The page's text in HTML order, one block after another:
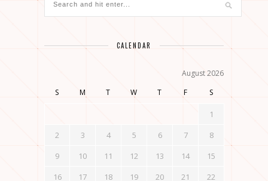
CALENDAR
August 2026
S
M T W T F S
1
2
3 4 5 6 7
8
9
10 11 12 13 14
15
16
17 18 19 20 21 22